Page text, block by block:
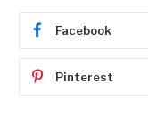
Facebook
Pinterest